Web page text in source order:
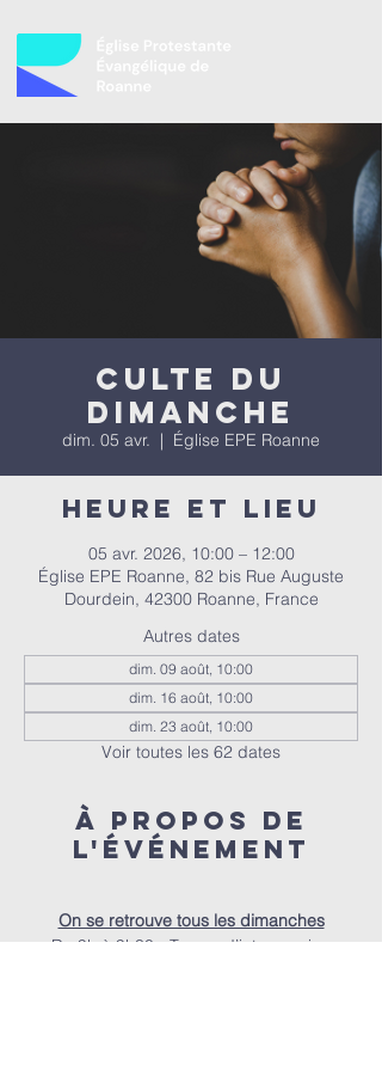
Culte du
dimanche
dim. 05 avr.
  |
Église EPE Roanne
Heure et lieu
05 avr. 2026, 10:00 – 12:00
Église EPE Roanne, 82 bis Rue Auguste
Dourdein, 42300 Roanne, France
Autres dates
dim. 09 août, 10:00
dim. 16 août, 10:00
dim. 23 août, 10:00
Voir toutes les 62 dates
À propos de
l'événement
On se retrouve tous les dimanches
De 9h à 9h30 - Temps d’intercession